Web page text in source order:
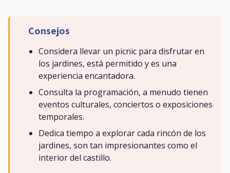
Consejos
Considera llevar un picnic para disfrutar en
los jardines, está permitido y es una
experiencia encantadora.
Consulta la programación, a menudo tienen
eventos culturales, conciertos o exposiciones
temporales.
Dedica tiempo a explorar cada rincón de los
jardines, son tan impresionantes como el
interior del castillo.